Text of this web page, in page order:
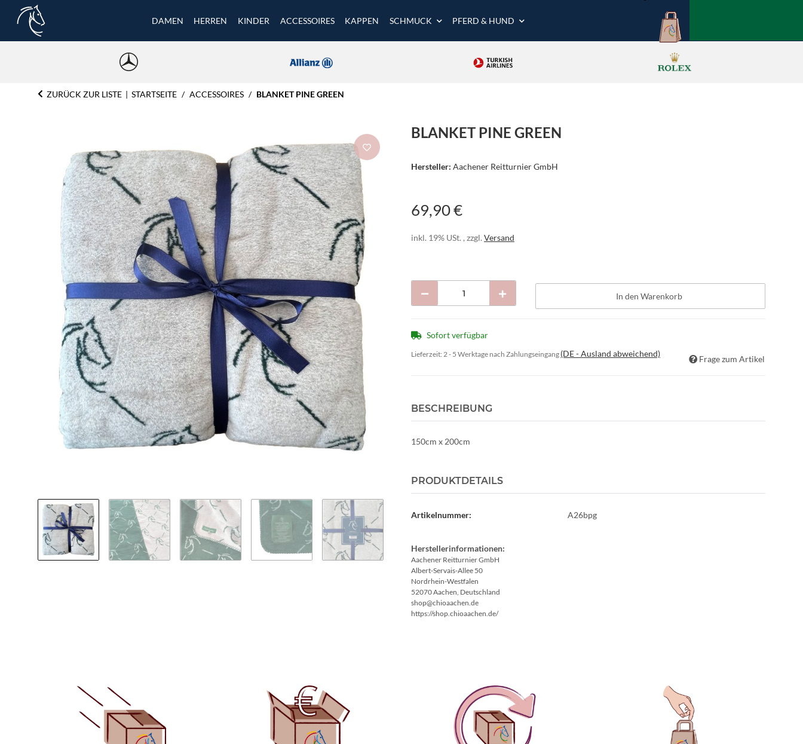
DAMEN HERREN KINDER ACCESSOIRES KAPPEN SCHMUCK PFERD & HUND
ZURÜCK ZUR LISTE STARTSEITE ACCESSOIRES BLANKET PINE GREEN
BLANKET PINE GREEN
Hersteller: Aachener Reitturnier GmbH
69,90 €
inkl. 19% USt. , zzgl. Versand
In den Warenkorb
Sofort verfügbar
Lieferzeit: 2 - 5 Werktage nach Zahlungseingang (DE - Ausland abweichend)
Frage zum Artikel
BESCHREIBUNG
150cm x 200cm
PRODUKTDETAILS
Artikelnummer: A26bpg
Herstellerinformationen:
Aachener Reitturnier GmbH
Albert-Servais-Allee 50
Nordrhein-Westfalen
52070 Aachen, Deutschland
shop@chioaachen.de
https://shop.chioaachen.de/